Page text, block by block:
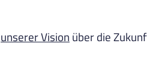
unserer Vision über die